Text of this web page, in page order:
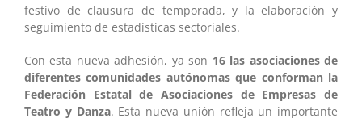
festivo de clausura de temporada, y la elaboración y
seguimiento de estadísticas sectoriales.
Con esta nueva adhesión, ya son 16 las asociaciones de
diferentes comunidades autónomas que conforman la
Federación Estatal de Asociaciones de Empresas de
Teatro y Danza. Esta nueva unión refleja un importante